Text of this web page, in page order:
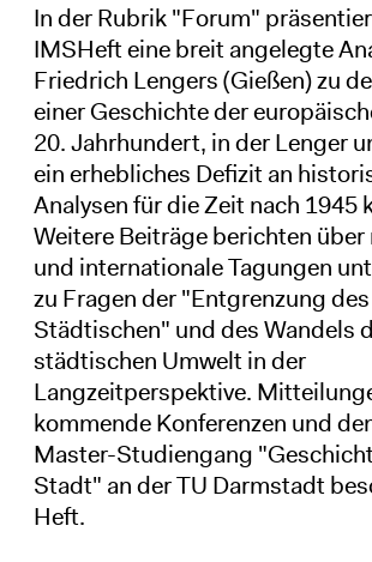
In der Rubrik "Forum"
IMSHeft eine breit angelegte
Friedrich Lengers (Gießen) zu
einer Geschichte der
20. Jahrhundert, in der Lenger
ein erhebliches Defizit an
Analysen für die Zeit nach 1945
Weitere Beiträge berichten über
und internationale Tagungen
zu Fragen der "Entgrenzung des
Städtischen" und des Wandels
städtischen Umwelt in der
Langzeitperspektive.
kommende Konferenzen und
Master-Studiengang
Stadt" an der TU Darmstadt
Heft.